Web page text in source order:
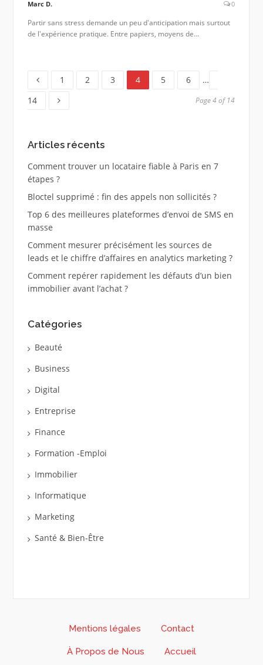
Marc D. 0
Partir sans stress demande un peu d'anticipation mais surtout
de l'expérience pratique. Entre papiers, moyens de...
Page
1 Page
2 Page
3 Page
4 Page
5 Page
6 …
14 Page 4 of 14
Articles récents
Comment trouver un locataire fiable à Paris en 7
étapes ?
Bloctel supprimé : fin des appels non sollicités ?
Top 6 des meilleures plateformes d’envoi de SMS en
masse
Comment mesurer précisément les sources de
leads et le chiffre d’affaires en analytics marketing ?
Comment repérer rapidement les défauts d’un bien
immobilier avant l’achat ?
Catégories
Beauté
Business
Digital
Entreprise
Finance
Formation -Emploi
Immobilier
Informatique
Marketing
Santé & Bien-Être
Mentions légales Contact
À Propos de Nous Accueil